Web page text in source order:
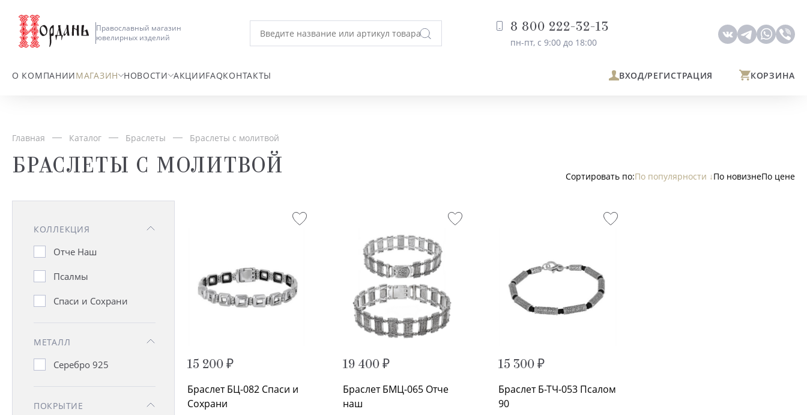
Православный магазин
ювелирных изделий
8 800 222-32-13
пн-пт, с 9:00 до 18:00
О КОМПАНИИМАГАЗИН НОВОСТИ АКЦИИFAQКОНТАКТЫ ВХОД/РЕГИСТРАЦИЯ КОРЗИНА
Главная Каталог Браслеты Браслеты с молитвой
БРАСЛЕТЫ С МОЛИТВОЙ По популярности По новизнеПо цене
КОЛЛЕКЦИЯ
Отче Наш
Псалмы
Спаси и Сохрани
МЕТАЛЛ
Серебро 925
ПОКРЫТИЕ
15 200 ₽
Браслет БЦ-082 Спаси и
Сохрани
19 400 ₽
Браслет БМЦ-065 Отче
наш
15 300 ₽
Браслет Б-ТЧ-053 Псалом
90